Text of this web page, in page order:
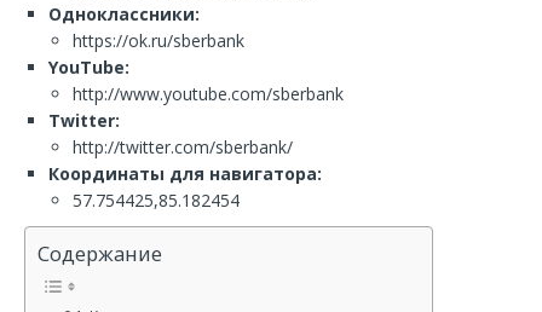
Одноклассники:
https://ok.ru/sberbank
YouTube:
http://www.youtube.com/sberbank
Twitter:
http://twitter.com/sberbank/
Координаты для навигатора:
57.754425,85.182454
Содержание